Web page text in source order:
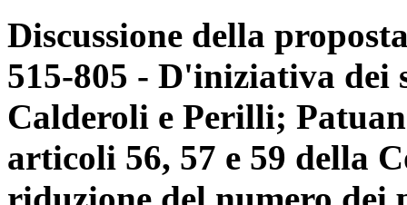
Discussione della
515-805 - D'iniziativa
Calderoli e Perilli;
articoli 56, 57 e 59 della